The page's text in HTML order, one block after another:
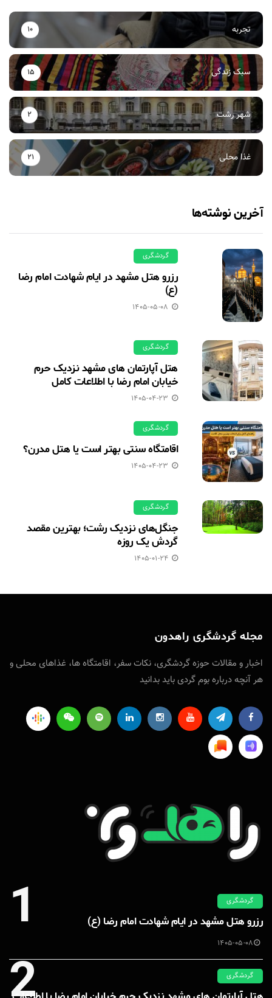
تجربه 10
سبک زندگی 15
شهر رشت 2
غذا محلی 21
آخرین نوشته‌ها
گردشگری
رزرو هتل مشهد در ایام شهادت امام رضا
(ع)
1405-05-08
گردشگری
هتل آپارتمان های مشهد نزدیک حرم
خیابان امام رضا با اطلاعات کامل
1405-04-23
گردشگری
اقامتگاه سنتی بهتر است یا هتل مدرن؟
1405-04-23
گردشگری
جنگل‌های نزدیک رشت؛ بهترین مقصد
گردش یک روزه
1405-01-24
مجله گردشگری راهدون
اخبار و مقالات حوزه‌ گردشگری، نکات سفر‌، اقامتگاه ها، غذاهای محلی و
هر آنچه درباره بوم گردی باید بدانید
1 گردشگری
رزرو هتل مشهد در ایام شهادت امام رضا (ع)
1405-05-08
گردشگری